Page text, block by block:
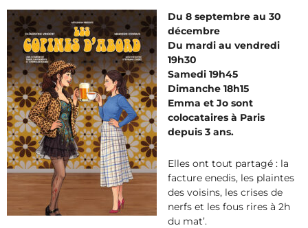
Du 8 septembre au 30
décembre
Du mardi au vendredi
19h30
Samedi 19h45
Dimanche 18h15
Emma et Jo sont
colocataires à Paris
depuis 3 ans.
Elles ont tout partagé : la
facture enedis, les plaintes
des voisins, les crises de
nerfs et les fous rires à 2h
du mat’.